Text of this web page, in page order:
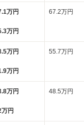
万円
万円
67.2万円
万円
万円
55.7万円
万円
円
48.5万円